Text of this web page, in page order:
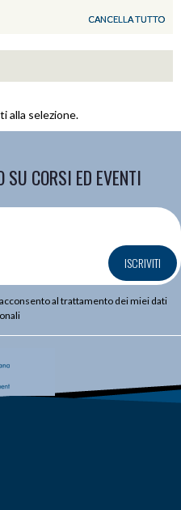
CANCELLA TUTTO
alla selezione.
CORSI ED EVENTI
ISCRIVITI
al trattamento dei miei dati